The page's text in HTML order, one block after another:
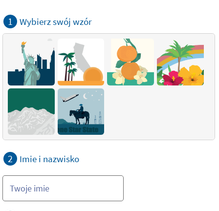
1 Wybierz swój wzór
2 Imie i nazwisko